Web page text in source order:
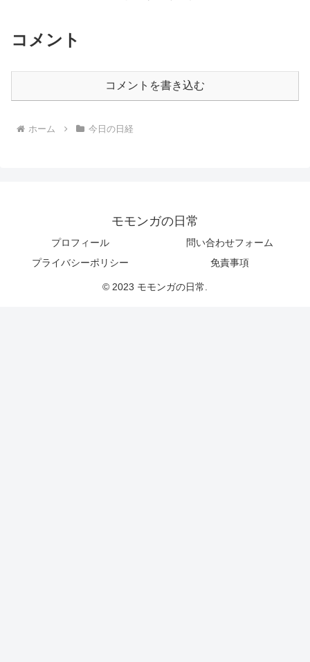
コメント
コメントを書き込む
ホーム 今日の日経
モモンガの日常
プロフィール
問い合わせフォーム
プライバシーポリシー
免責事項
© 2023 モモンガの日常.